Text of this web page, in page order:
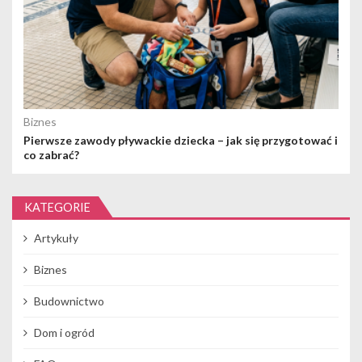
Biznes
Pierwsze zawody pływackie dziecka – jak się przygotować i
co zabrać?
KATEGORIE
Artykuły
Biznes
Budownictwo
Dom i ogród